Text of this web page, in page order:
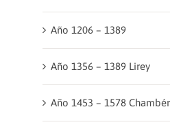
Año 1206 – 1389
Año 1356 – 1389 Lirey
Año 1453 – 1578